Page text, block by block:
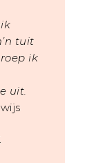
tuit
ik
uit.